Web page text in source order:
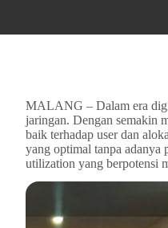
MALANG – Dalam era
jaringan. Dengan semakin
baik terhadap user dan
yang optimal tanpa adanya
utilization yang berpotensi